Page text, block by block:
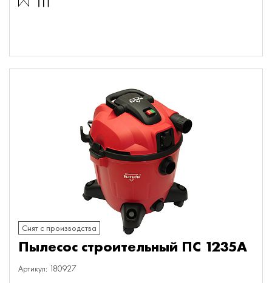
Снят с производства
Пылесос строительный ПС 1235А
Артикул: 180927